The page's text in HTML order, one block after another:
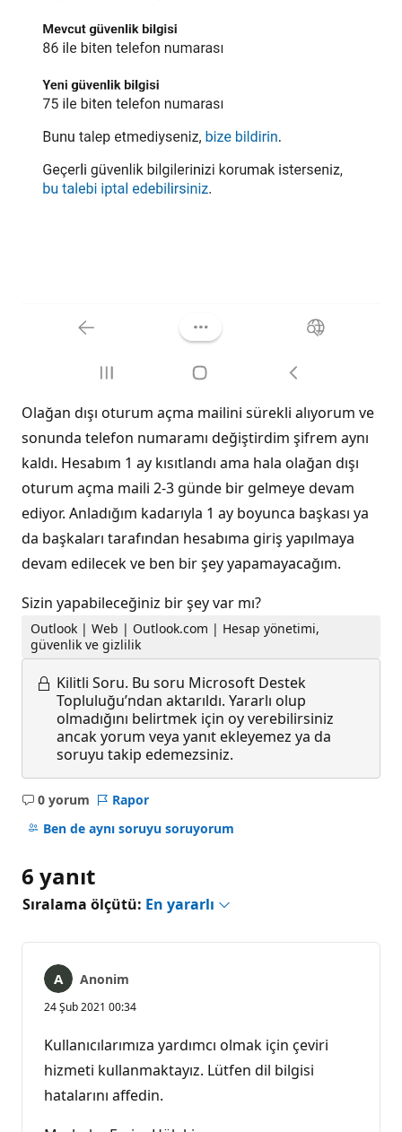
Olağan dışı oturum açma mailini sürekli alıyorum ve
sonunda telefon numaramı değiştirdim şifrem aynı
kaldı. Hesabım 1 ay kısıtlandı ama hala olağan dışı
oturum açma maili 2-3 günde bir gelmeye devam
ediyor. Anladığım kadarıyla 1 ay boyunca başkası ya
da başkaları tarafından hesabıma giriş yapılmaya
devam edilecek ve ben bir şey yapamayacağım.
Sizin yapabileceğiniz bir şey var mı?
Outlook | Web | Outlook.com | Hesap yönetimi,
güvenlik ve gizlilik
Kilitli Soru. Bu soru Microsoft Destek
Topluluğu’ndan aktarıldı. Yararlı olup
olmadığını belirtmek için oy verebilirsiniz
ancak yorum veya yanıt ekleyemez ya da
soruyu takip edemezsiniz.
0 yorum
Açıklama
yok
Rapor
Ben de aynı soruyu soruyorum
6 yanıt
Sıralama ölçütü: En yararlı
Anonim
24 Şub 2021 00:34
Kullanıcılarımıza yardımcı olmak için çeviri
hizmeti kullanmaktayız. Lütfen dil bilgisi
hatalarını affedin.